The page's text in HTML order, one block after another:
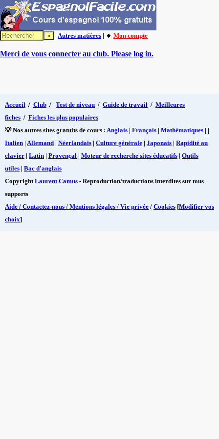
Autres matières | 🔸 Mon compte
Merci de vous connecter au club. Please log in.
Accueil / Club / Test de niveau / Guide de travail / Meilleures
fiches / Fiches les plus populaires
💡 Nos autres sites gratuits de cours : Anglais | Français | Mathématiques | |
Italien | Allemand | Néerlandais | Culture générale | Japonais | Rapidité au
clavier | Latin | Provençal | Moteur de recherche sites éducatifs | Outils
utiles | Bac d'anglais
CopyrightLaurent Camus - Reproduction/traductions interdites sur tous
supports
Aide / Contactez-nous / Mentions légales / Vie privée / Cookies [Modifier vos
choix]